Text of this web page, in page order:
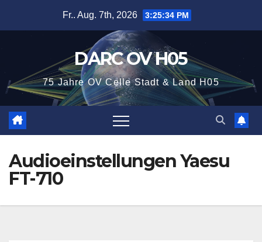
Fr.. Aug. 7th, 2026 3:25:35 PM
DARC OV H05
75 Jahre OV Celle Stadt & Land H05
Audioeinstellungen Yaesu
FT-710